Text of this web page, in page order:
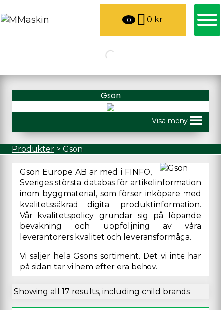
0 0 kr
Gson
Visa meny
Produkter > Gson
Gson Europe AB är med i FINFO,
Sveriges största databas för artikelinformation
inom byggmaterial, som förser inköpare med
kvalitetssäkrad digital produktinformation.
Vår kvalitetspolicy grundar sig på löpande
bevakning och uppföljning av våra
leverantörers kvalitet och leveransförmåga.
Vi säljer hela Gsons sortiment. Det vi inte har
på sidan tar vi hem efter era behov.
Showing all 17 results, including child brands